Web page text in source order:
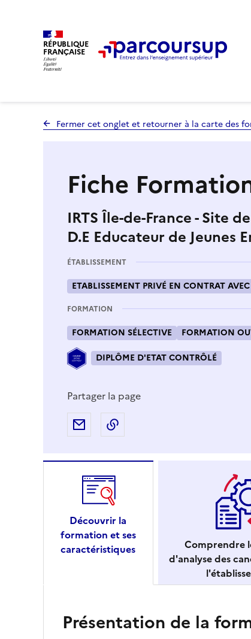
RÉPUBLIQUE
FRANÇAISE
Fermer cet onglet et retourner à la carte des
Fiche
IRTS Île-de-France - Site
D.E Educateur de Jeunes
ÉTABLISSEMENT
ETABLISSEMENT PRIVÉ EN CONTRAT AVEC
FORMATION
FORMATION SÉLECTIVE FORMATION
DIPLÔME D'ETAT CONTRÔLÉ
Partager la page
Partager par e-mail
Découvrir la
formation et ses
caractéristiques
Comprendre
d'analyse des
Présentation de la